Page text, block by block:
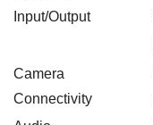
Input/Output
Camera
Connectivity